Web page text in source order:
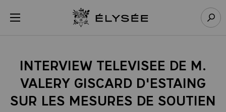
menu Retour à l’accueil Élysée
INTERVIEW TELEVISEE DE M.
VALERY GISCARD D'ESTAING
SUR LES MESURES DE SOUTIEN
Panneau de gestion des cookies